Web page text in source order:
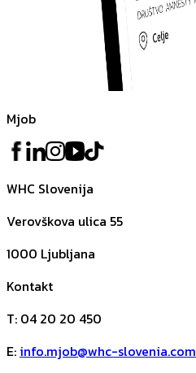
Mjob
WHC Slovenija
Verovškova ulica 55
1000 Ljubljana
Kontakt
T: 04 20 20 450
E: info.mjob@whc-slovenia.com